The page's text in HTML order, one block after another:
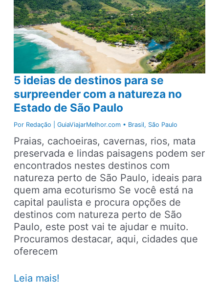
para
quem
quer
relaxar
5 ideias de destinos para se
surpreender com a natureza no
Estado de São Paulo
Por Redação | GuiaViajarMelhor.com • Brasil, São Paulo
Praias, cachoeiras, cavernas, rios, mata
preservada e lindas paisagens podem ser
encontrados nestes destinos com
natureza perto de São Paulo, ideais para
quem ama ecoturismo Se você está na
capital paulista e procura opções de
destinos com natureza perto de São
Paulo, este post vai te ajudar e muito.
Procuramos destacar, aqui, cidades que
oferecem
5
Leia mais!